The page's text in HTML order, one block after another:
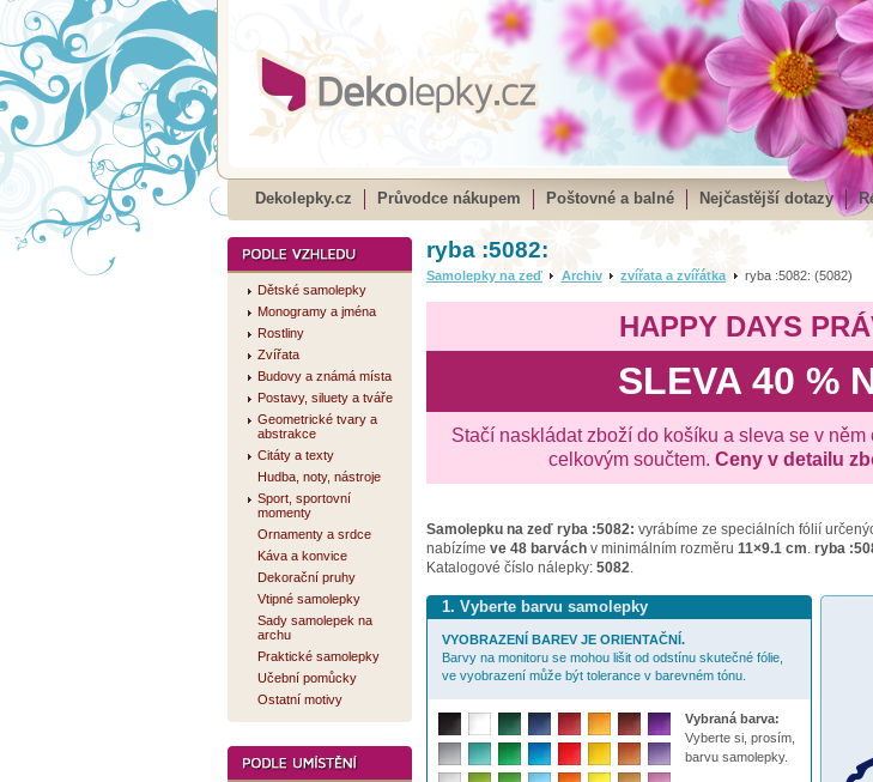
Dekolepky.cz Průvodce nákupem Poštovné a balné Nejčastější dotazy
Dětské samolepky
Monogramy a jména
Rostliny
Zvířata
Budovy a známá místa
Postavy, siluety a tváře
Geometrické tvary a
abstrakce
Citáty a texty
Hudba, noty, nástroje
Sport, sportovní
momenty
Ornamenty a srdce
Káva a konvice
Dekorační pruhy
Vtipné samolepky
Sady samolepek na
archu
Praktické samolepky
Učební pomůcky
Ostatní motivy
ryba :5082:
Samolepky na zeď Archiv zvířata a zvířátka ryba :5082: (5082)
HAPPY DAYS
SLEVA 40 %
Stačí naskládat zboží do košíku a sleva se v
celkovým součtem. Ceny v detailu
Samolepku na zeď ryba :5082: vyrábíme ze speciálních fólií
nabízíme ve 48 barvách v minimálním rozměru 11×9.1 cm. ryba
Katalogové číslo nálepky: 5082.
1. Vyberte barvu samolepky
VYOBRAZENÍ BAREV JE ORIENTAČNÍ.
Barvy na monitoru se mohou lišit od odstínu skutečné fólie,
ve vyobrazení může být tolerance v barevném tónu.
Vybraná barva:
Vyberte si, prosím,
barvu samolepky.